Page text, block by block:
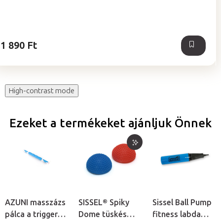
1 890 Ft
High-contrast mode
Ezeket a termékeket ajánljuk Önnek
AZUNI masszázs
pálca a trigger
SISSEL® Spiky
Dome tüskés
Sissel Ball Pump
fitness labda